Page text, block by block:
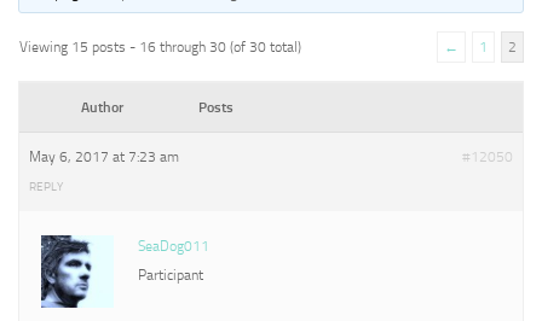
Viewing 15 posts - 16 through 30 (of 30 total) ← 1 2
Author Posts
May 6, 2017 at 7:23 am #12050
REPLY
SeaDog011
Participant